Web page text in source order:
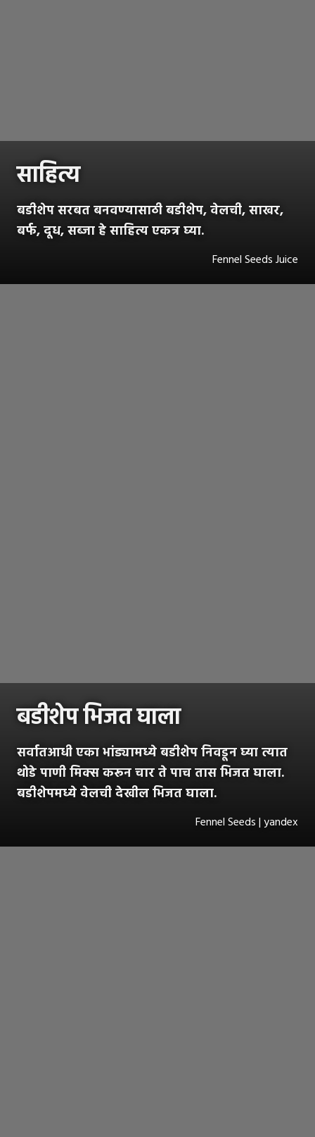
साहित्य
बडीशेप सरबत बनवण्यासाठी बडीशेप, वेलची, साखर,
बर्फ, दूध, सब्जा हे साहित्य एकत्र घ्या.
Fennel Seeds Juice
बडीशेप भिजत घाला
सर्वातआधी एका भांड्यामध्ये बडीशेप निवडून घ्या त्यात
थोडे पाणी मिक्स करून चार ते पाच तास भिजत घाला.
बडीशेपमध्ये वेलची देखील भिजत घाला.
Fennel Seeds | yandex